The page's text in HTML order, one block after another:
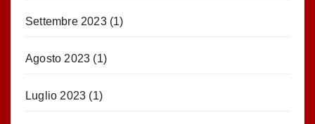
Settembre 2023(1)
Agosto 2023 (1)
Luglio 2023 (1)